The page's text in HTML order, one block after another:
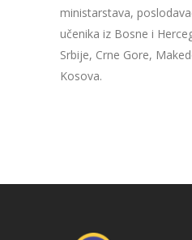
ministarstava,
učenika iz Bosne i
Srbije, Crne Gore,
Kosova.